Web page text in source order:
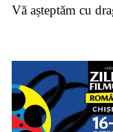
Vă așteptăm cu